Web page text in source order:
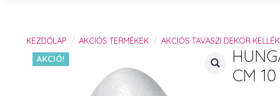
KEZDŐLAP AKCIÓS TERMÉKEK AKCIÓS TAVASZI DEKOR
AKCIÓ!
CM